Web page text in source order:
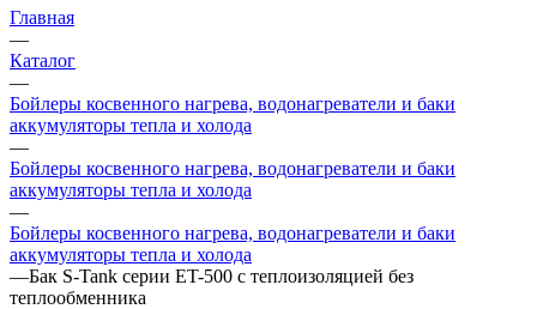
Главная
—
Каталог
—
Бойлеры косвенного нагрева, водонагреватели и баки
аккумуляторы тепла и холода
—
Бойлеры косвенного нагрева, водонагреватели и баки
аккумуляторы тепла и холода
—
Бойлеры косвенного нагрева, водонагреватели и баки
аккумуляторы тепла и холода
—Бак S-Tank серии ET-500 с теплоизоляцией без
теплообменника